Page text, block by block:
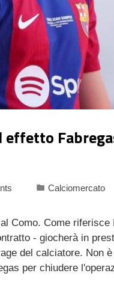
Calciomercato
Como. Come
- giocherà in
del calciatore. Non
per chiudere